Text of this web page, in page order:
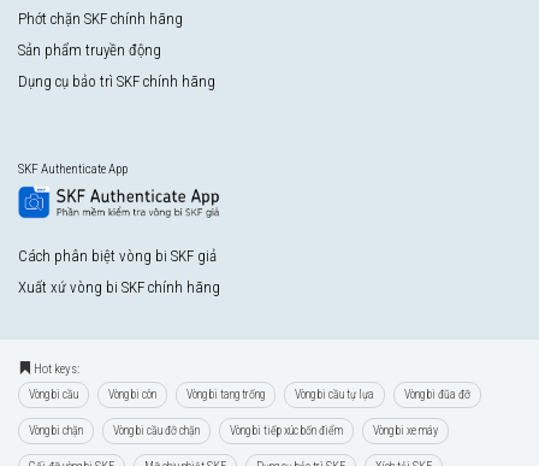
Phớt chặn SKF chính hãng
Sản phẩm truyền động
Dụng cụ bảo trì SKF chính hãng
SKF Authenticate App
Cách phân biệt vòng bi SKF giả
Xuất xứ vòng bi SKF chính hãng
Hot keys:
Vòng bi cầu Vòng bi côn Vòng bi tang trống Vòng bi cầu tự lựa Vòng bi đũa đỡ
Vòng bi chặn Vòng bi cầu đỡ chặn Vòng bi tiếp xúc bốn điểm Vòng bi xe máy